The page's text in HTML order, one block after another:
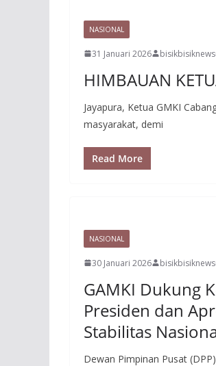
NASIONAL
31 Januari 2026
HIMBAUAN
Jayapura, Ketua GMKI
masyarakat, demi
Read More
NASIONAL
30 Januari 2026
GAMKI Dukung
Presiden dan
Stabilitas
Dewan Pimpinan Pusat